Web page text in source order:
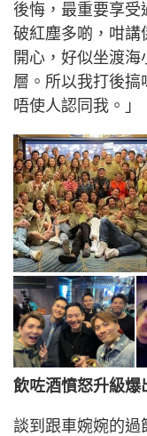
後悔，最重要享受
破紅塵多啲，咁講
開心，好似坐渡
層。所以我打後搞
唔使人認同我。」
飲咗酒憤怒升級爆
談到跟車婉婉的過